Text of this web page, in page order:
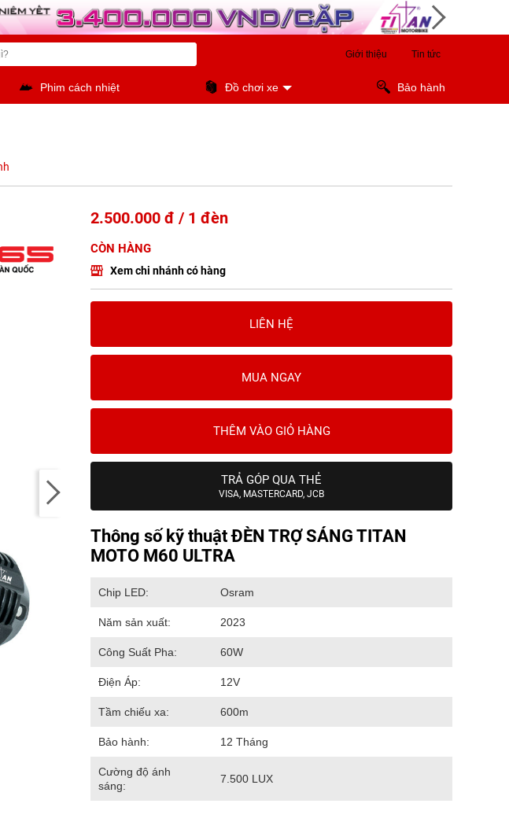
Giới thiệu Tin tức
Phim cách nhiệt Đồ chơi xe Bảo hành
2.500.000 đ / 1 đèn
CÒN HÀNG
Xem chi nhánh có hàng
LIÊN HỆ
MUA NGAY
THÊM VÀO GIỎ HÀNG
TRẢ GÓP QUA THẺ
VISA, MASTERCARD, JCB
Thông số kỹ thuật ĐÈN TRỢ SÁNG TITAN
MOTO M60 ULTRA
Chip LED: Osram
Năm sản xuất: 2023
Công Suất Pha: 60W
Điện Áp: 12V
Tầm chiếu xa: 600m
Bảo hành: 12 Tháng
Cường độ ánh
sáng:
7.500 LUX